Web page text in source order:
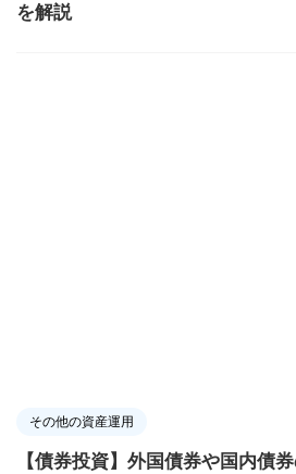
を解説
その他の資産運用
【債券投資】外国債券や国内債